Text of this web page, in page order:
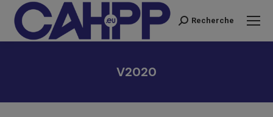
Recherche
Recherche
V2020